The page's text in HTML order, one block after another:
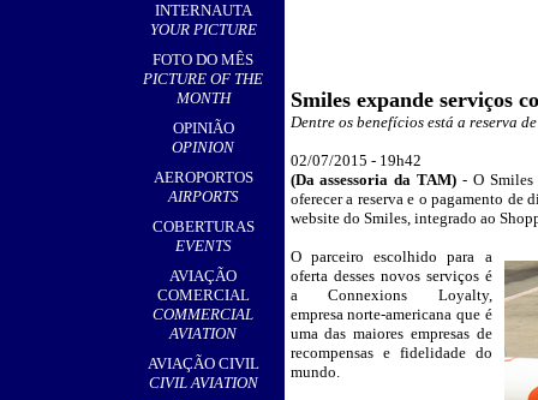
INTERNAUTA
YOUR PICTURE
FOTO DO MÊS
PICTURE OF THE
MONTH
OPINIÃO
OPINION
AEROPORTOS
AIRPORTS
,
COBERTURAS
EVENTS
AVIAÇÃO
COMERCIAL
COMMERCIAL
AVIATION
AVIAÇÃO CIVIL
CIVIL AVIATION
Smiles expande serviços
Dentre os benefícios está a reserva
02/07/2015 - 19h42
(Da assessoria da TAM) - O
oferecer a reserva e o pagamento de
website do Smiles, integrado ao
O parceiro escolhido para a
oferta desses novos serviços é
a Connexions Loyalty,
empresa norte-americana que é
uma das maiores empresas de
recompensas e fidelidade do
mundo.